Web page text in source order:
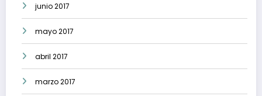
junio 2017
mayo 2017
abril 2017
marzo 2017